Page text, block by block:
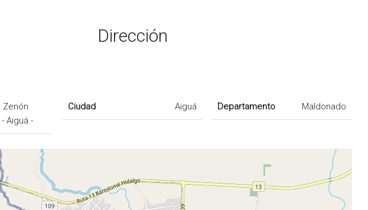
Dirección
Zenón
Aiguá -
Ciudad Aiguá Departamento Maldonado